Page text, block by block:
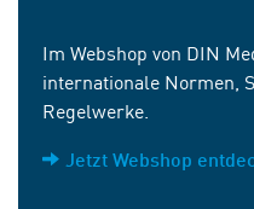
Im Webshop von DIN
internationale Normen,
Regelwerke.
Jetzt Webshop